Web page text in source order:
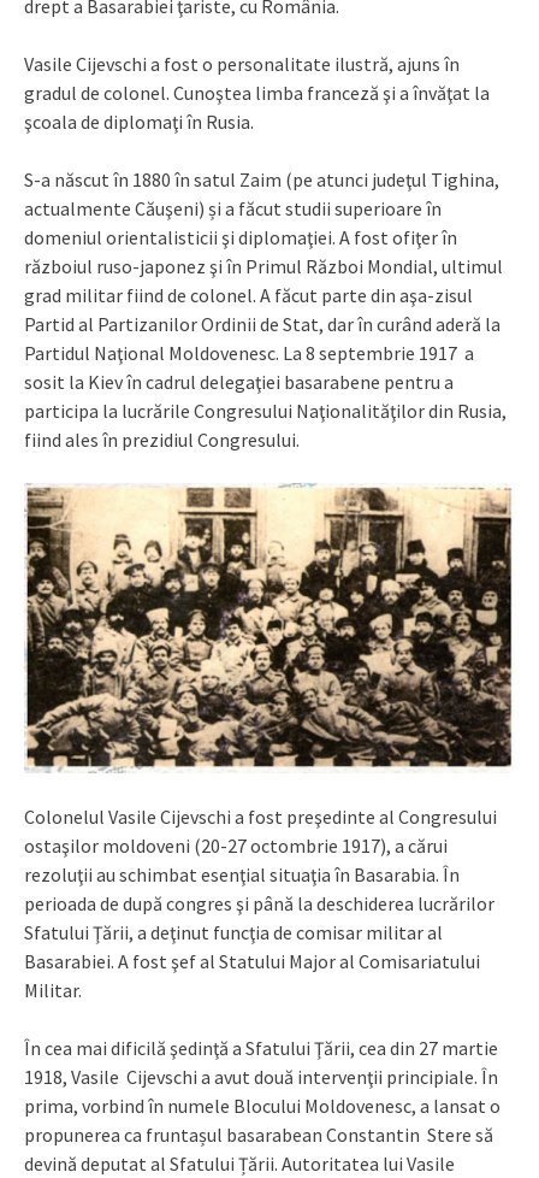
drept a Basarabiei ţariste, cu România.
Vasile Cijevschi a fost o personalitate ilustră, ajuns în
gradul de colonel. Cunoştea limba franceză şi a învăţat la
şcoala de diplomaţi în Rusia.
S-a născut în 1880 în satul Zaim (pe atunci judeţul Tighina,
actualmente Căuşeni) și a făcut studii superioare în
domeniul orientalisticii şi diplomaţiei. A fost ofiţer în
războiul ruso-japonez şi în Primul Război Mondial, ultimul
grad militar fiind de colonel. A făcut parte din aşa-zisul
Partid al Partizanilor Ordinii de Stat, dar în curând aderă la
Partidul Naţional Moldovenesc. La 8 septembrie 1917 a
sosit la Kiev în cadrul delegaţiei basarabene pentru a
participa la lucrările Congresului Naţionalităţilor din Rusia,
fiind ales în prezidiul Congresului.
Colonelul Vasile Cijevschi a fost preşedinte al Congresului
ostaşilor moldoveni (20-27 octombrie 1917), a cărui
rezoluţii au schimbat esenţial situaţia în Basarabia. În
perioada de după congres şi până la deschiderea lucrărilor
Sfatului Ţării, a deţinut funcţia de comisar militar al
Basarabiei. A fost şef al Statului Major al Comisariatului
Militar.
În cea mai dificilă şedinţă a Sfatului Ţării, cea din 27 martie
1918, Vasile Cijevschi a avut două intervenţii principiale. În
prima, vorbind în numele Blocului Moldovenesc, a lansat o
propunerea ca fruntașul basarabean Constantin Stere să
devină deputat al Sfatului Țării. Autoritatea lui Vasile